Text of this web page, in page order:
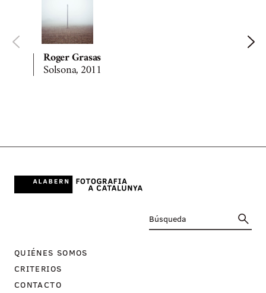
Roger Grasas
Solsona, 2011
QUIÉNES SOMOS
CRITERIOS
CONTACTO